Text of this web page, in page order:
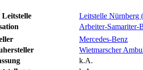
Leitstelle
Leitstelle
Arbeiter-Samariter-
Mercedes-Benz
Wietmarscher
k.A.